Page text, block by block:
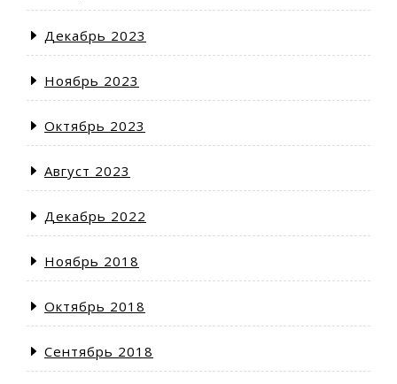
Декабрь 2023
Ноябрь 2023
Октябрь 2023
Август 2023
Декабрь 2022
Ноябрь 2018
Октябрь 2018
Сентябрь 2018